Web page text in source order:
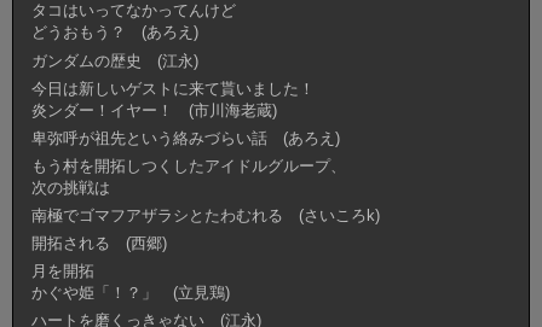
タコはいってなかってんけど
どうおもう？ (あろえ)
ガンダムの歴史 (江永)
今日は新しいゲストに来て貰いました！
炎ンダー！イヤー！ (市川海老蔵)
卑弥呼が祖先という絡みづらい話 (あろえ)
もう村を開拓しつくしたアイドルグループ、
次の挑戦は
南極でゴマフアザラシとたわむれる (さいころk)
開拓される (西郷)
月を開拓
かぐや姫「！？」 (立見鶏)
ハートを磨くっきゃない (江永)